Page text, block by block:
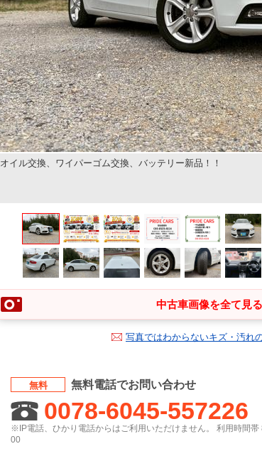
オイル交換、ワイパーゴム交換、バッテリー新品！！
中古車画像を全て見る
写真ではわからないキズ・汚れ
無料 無料電話でお問い合わせ
0078-6045-557226
※IP電話、ひかり電話からはご利用いただけません。 利用時間帯
00